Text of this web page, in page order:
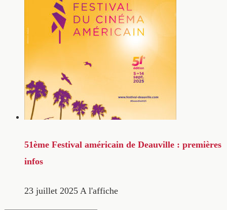
51ème Festival américain de Deauville : premières
infos
23 juillet 2025 A l'affiche